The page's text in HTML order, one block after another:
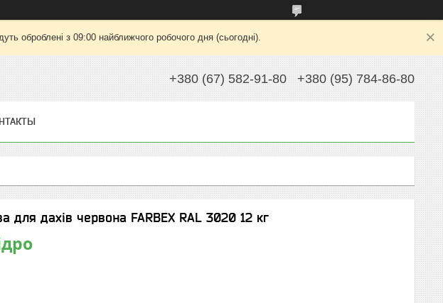
оброблені з 09:00 найближчого робочого дня (сьогодні).
+380 (67) 582-91-80 +380 (95) 784-86-80
для дахів червона FARBEX RAL 3020 12 кг